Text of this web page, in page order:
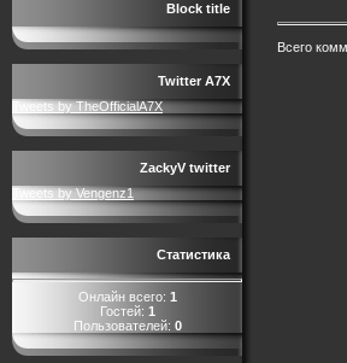
Block title
Twitter A7X
Tweets by TheOfficialA7X
ZackyV twitter
Tweets by Vengenz1
Статистика
Онлайн всего: 1
Гостей: 1
Пользователей: 0
Всего